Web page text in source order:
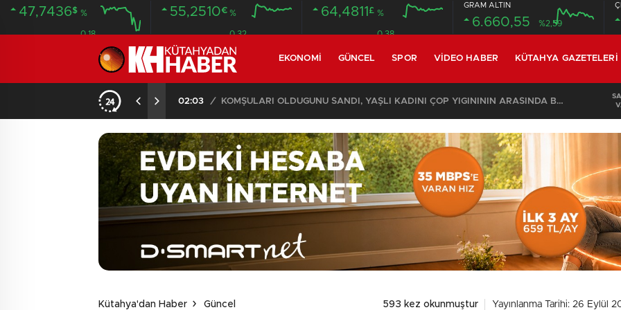
47,7436$ %
0.18
55,2510€ %
0.32
64,4811 £ %
0.38
GRAM ALTIN
6.660,55 %2,59
EKONOMI GÜNCEL SPOR VIDEO HABER KÜTAHYA GAZETELERI
02:03 / KOMŞULARI ÖLDÜĞÜNÜ SANDI, YAŞLI KADINI ÇÖP YIĞINININ ARASINDA BULUNDU
Kütahya'dan Haber Güncel 593 kez okunmuştur Yayınlanma Tarihi: 26 Eylül